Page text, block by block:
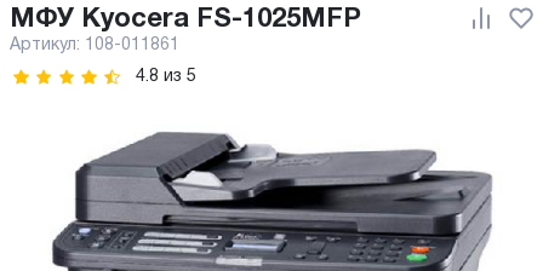
МФУ Kyocera FS-1025MFP
Артикул: 108-011861
4.8 из 5